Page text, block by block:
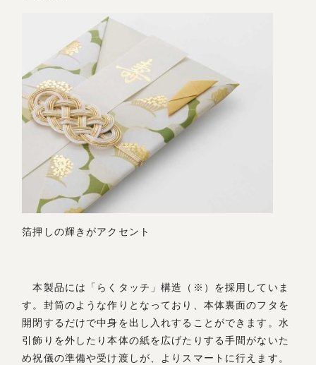
箔押しの輝きがアクセント
本製品には「らくタッチ」構造（※）を採用していま
す。封筒のような作りとなっており、本体裏面のフタを
開閉するだけで中身を出し入れすることができます。水
引飾りを外したり本体の紙を広げたりする手間がないた
め祝儀の準備や受け渡しが、よりスマートに行えます。